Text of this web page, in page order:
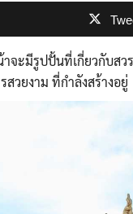
ะมีรูปปั้นที่เกี่ยวกับสวร
วยงาม ที่กำลังสร้างอยู่